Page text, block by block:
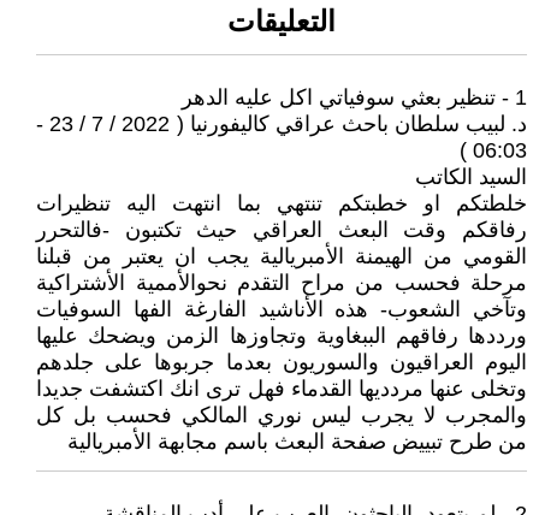
التعليقات
1 - تنظير بعثي سوفياتي اكل عليه الدهر
د. لبيب سلطان باحث عراقي كاليفورنيا ( 2022 / 7 / 23 -
06:03 )
السيد الكاتب
خلطتكم او خطبتكم تنتهي بما انتهت اليه تنظيرات
رفاقكم وقت البعث العراقي حيث تكتبون -فالتحرر
القومي من الهيمنة الأمبريالية يجب ان يعتبر من قبلنا
مرحلة فحسب من مراح التقدم نحوالأممية الأشتراكية
وتآخي الشعوب- هذه الأناشيد الفارغة الفها السوفيات
ورددها رفاقهم الببغاوية وتجاوزها الزمن ويضحك عليها
اليوم العراقيون والسوريون بعدما جربوها على جلدهم
وتخلى عنها مردديها القدماء فهل ترى انك اكتشفت جديدا
والمجرب لا يجرب ليس نوري المالكي فحسب بل كل
من طرح تبييض صفحة البعث باسم مجابهة الأمبريالية